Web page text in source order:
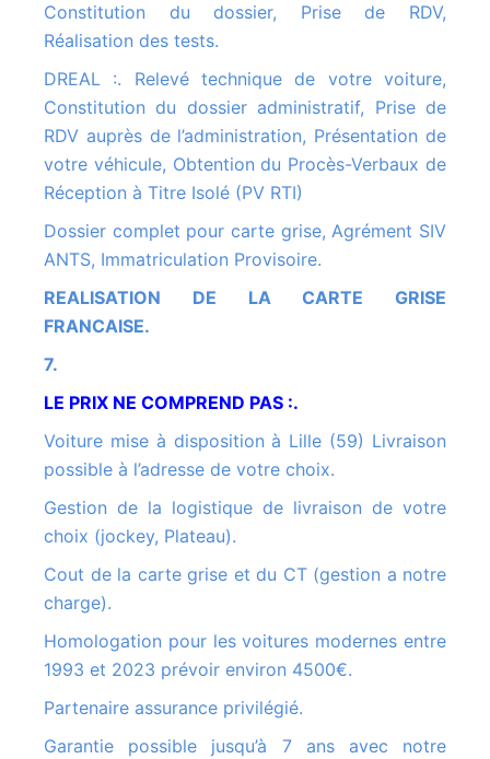
Constitution du dossier, Prise de RDV,
Réalisation des tests.
DREAL :. Relevé technique de votre voiture,
Constitution du dossier administratif, Prise de
RDV auprès de l’administration, Présentation de
votre véhicule, Obtention du Procès-Verbaux de
Réception à Titre Isolé (PV RTI)
Dossier complet pour carte grise, Agrément SIV
ANTS, Immatriculation Provisoire.
REALISATION DE LA CARTE GRISE
FRANCAISE.
7.
LE PRIX NE COMPREND PAS :.
Voiture mise à disposition à Lille (59) Livraison
possible à l’adresse de votre choix.
Gestion de la logistique de livraison de votre
choix (jockey, Plateau).
Cout de la carte grise et du CT (gestion a notre
charge).
Homologation pour les voitures modernes entre
1993 et 2023 prévoir environ 4500€.
Partenaire assurance privilégié.
Garantie possible jusqu’à 7 ans avec notre